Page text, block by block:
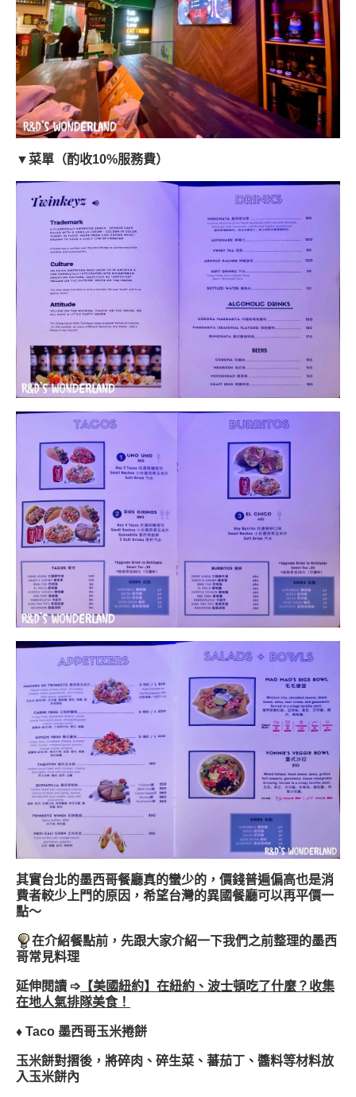
▼菜單（酌收10%服務費）
其實台北的墨西哥餐廳真的蠻少的，價錢普遍偏高也是消
費者較少上門的原因，希望台灣的異國餐廳可以再平價一
點～
在介紹餐點前，先跟大家介紹一下我們之前整理的墨西
哥常見料理
延伸閱讀 ➩ 【美國紐約】在紐約、波士頓吃了什麼？收集
在地人氣排隊美食！
♦ Taco 墨西哥玉米捲餅
玉米餅對摺後，將碎肉、碎生菜、蕃茄丁、醬料等材料放
入玉米餅內